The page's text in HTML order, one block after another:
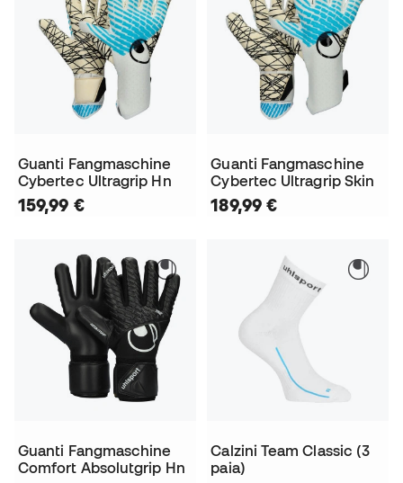
Guanti Fangmaschine
Cybertec Ultragrip Hn
159,99 €
Guanti Fangmaschine
Cybertec Ultragrip Skin
189,99 €
Guanti Fangmaschine
Comfort Absolutgrip Hn
Calzini Team Classic (3
paia)